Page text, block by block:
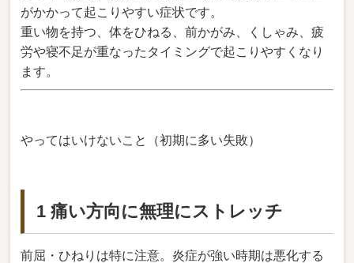
がかかって起こりやすい症状です。
重い物を持つ、体をひねる、前かがみ、くしゃみ、疲
労や寝不足が重なったタイミングで起こりやすくなり
ます。
やってはいけないこと（初期に多い失敗）
1 痛い方向に無理にストレッチ
前屈・ひねりは特に注意。炎症が強い時期は悪化する